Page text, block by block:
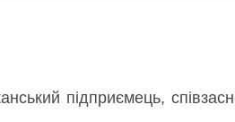
підприємець,